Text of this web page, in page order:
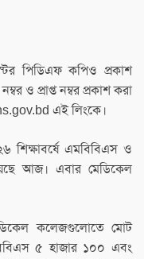
পিডিএফ কপিও প্রকাশ
ও প্রাপ্ত নম্বর প্রকাশ করা
এই লিংকে।
শিক্ষাবর্ষে এমবিবিএস ও
আজ। এবার মেডিকেল
কলেজগুলোতে মোট
৫ হাজার ১০০ এবং